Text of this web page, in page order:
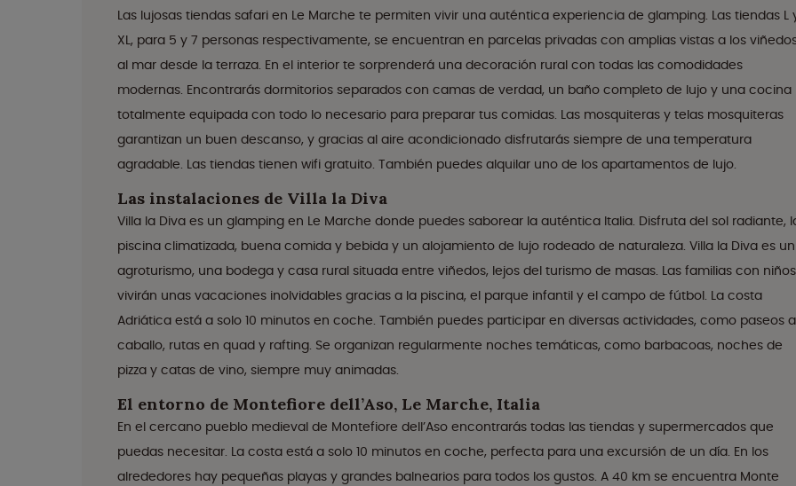
Las lujosas tiendas safari en Le Marche te permiten vivir una auténtica experiencia de glamping. Las tiendas L
XL, para 5 y 7 personas respectivamente, se encuentran en parcelas privadas con amplias vistas a los
al mar desde la terraza. En el interior te sorprenderá una decoración rural con todas las comodidades
modernas. Encontrarás dormitorios separados con camas de verdad, un baño completo de lujo y una cocina
totalmente equipada con todo lo necesario para preparar tus comidas. Las mosquiteras y telas mosquiteras
garantizan un buen descanso, y gracias al aire acondicionado disfrutarás siempre de una temperatura
agradable. Las tiendas tienen wifi gratuito. También puedes alquilar uno de los apartamentos de lujo.
Las instalaciones de Villa la Diva
Villa la Diva es un glamping en Le Marche donde puedes saborear la auténtica Italia. Disfruta del sol radiante,
piscina climatizada, buena comida y bebida y un alojamiento de lujo rodeado de naturaleza. Villa la Diva es un
agroturismo, una bodega y casa rural situada entre viñedos, lejos del turismo de masas. Las familias con niños
vivirán unas vacaciones inolvidables gracias a la piscina, el parque infantil y el campo de fútbol. La costa
Adriática está a solo 10 minutos en coche. También puedes participar en diversas actividades, como paseos a
caballo, rutas en quad y rafting. Se organizan regularmente noches temáticas, como barbacoas, noches de
pizza y catas de vino, siempre muy animadas.
El entorno de Montefiore dell’Aso, Le Marche, Italia
En el cercano pueblo medieval de Montefiore dell’Aso encontrarás todas las tiendas y supermercados que
puedas necesitar. La costa está a solo 10 minutos en coche, perfecta para una excursión de un día. En los
alrededores hay pequeñas playas y grandes balnearios para todos los gustos. A 40 km se encuentra Monte